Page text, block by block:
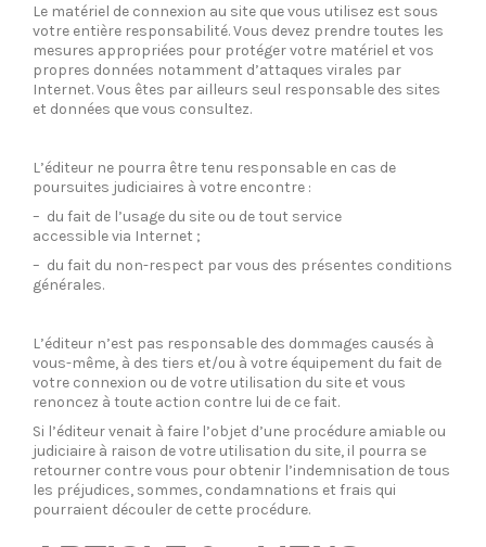
Le matériel de connexion au site que vous utilisez est sous
votre entière responsabilité. Vous devez prendre toutes les
mesures appropriées pour protéger votre matériel et vos
propres données notamment d’attaques virales par
Internet. Vous êtes par ailleurs seul responsable des sites
et données que vous consultez.
L’éditeur ne pourra être tenu responsable en cas de
poursuites judiciaires à votre encontre :
– du fait de l’usage du site ou de tout service
accessible via Internet ;
– du fait du non-respect par vous des présentes conditions
générales.
L’éditeur n’est pas responsable des dommages causés à
vous-même, à des tiers et/ou à votre équipement du fait de
votre connexion ou de votre utilisation du site et vous
renoncez à toute action contre lui de ce fait.
Si l’éditeur venait à faire l’objet d’une procédure amiable ou
judiciaire à raison de votre utilisation du site, il pourra se
retourner contre vous pour obtenir l’indemnisation de tous
les préjudices, sommes, condamnations et frais qui
pourraient découler de cette procédure.